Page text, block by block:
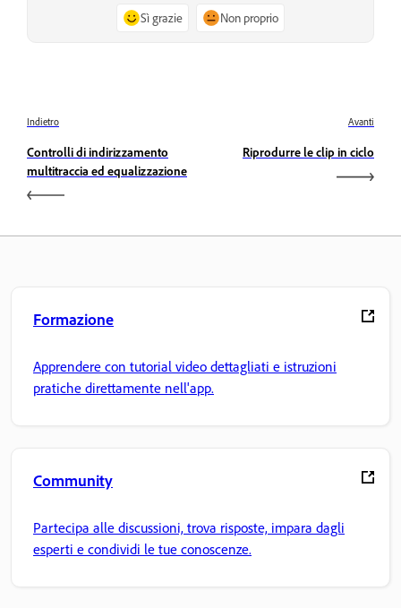
Sì grazie Non proprio
Indietro
Controlli di indirizzamento
multitraccia ed equalizzazione
Avanti
Riprodurre le clip in ciclo
Formazione
Apprendere con tutorial video dettagliati e istruzioni
pratiche direttamente nell'app.
Community
Partecipa alle discussioni, trova risposte, impara dagli
esperti e condividi le tue conoscenze.